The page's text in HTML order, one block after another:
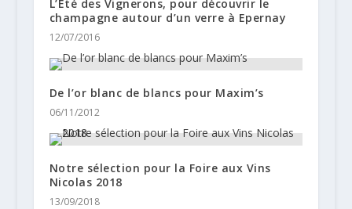
L’Eté des Vignerons, pour découvrir le
champagne autour d’un verre à Epernay
12/07/2016
De l’or blanc de blancs pour Maxim’s
06/11/2012
Notre sélection pour la Foire aux Vins
Nicolas 2018
13/09/2018